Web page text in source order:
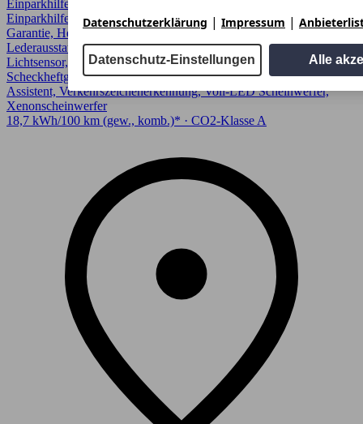
Datenschutzerklärung | Impressum |
Datenschutz-Einstellungen Alle
Einparkhilfe selbstlenkendes System, Einparkhilfe Sensoren hinten,
Einparkhilfe Sensoren vorne, Elektrische Sitze, Fernlichtassistent,
Garantie, Head-up display, HU/AU neu, Kurvenlicht, LED,
Lederausstattung, LED Scheinwerfer, LED-Scheinwerfer,
Lichtsensor, Lordosenstütze, Panoramadach, Regensensor,
Scheckheftgepflegt, Sitzheizung, Spurhalteassistent, Totwinkel-
Assistent, Verkehrszeichenerkennung, Voll-LED Scheinwerfer,
Xenonscheinwerfer
18,7 kWh/100 km (gew., komb.)* · CO2-Klasse A